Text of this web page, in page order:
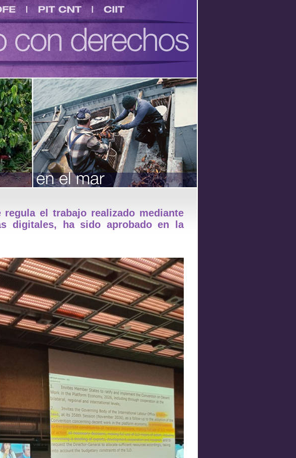
PIT CNT CIIT
el trabajo realizado mediante
digitales, ha sido aprobado en la